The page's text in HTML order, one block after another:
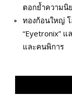
ตอกย้ำความนิ
ทองก้อนใหญ่ โ
“Eyetronix”
และคนพิการ